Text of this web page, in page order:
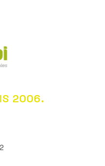
2006.